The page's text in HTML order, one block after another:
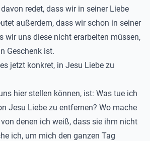
redet, dass wir in seiner Liebe
außerdem, dass wir schon in seiner
wir uns diese nicht erarbeiten müssen,
Geschenk ist.
jetzt konkret, in Jesu Liebe zu
hier stellen können, ist: Was tue ich
Jesu Liebe zu entfernen? Wo mache
denen ich weiß, dass sie ihm nicht
ich, um mich den ganzen Tag